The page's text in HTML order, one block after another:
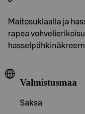
Maitosuklaalla ja
rapea
Valmistusmaa
Saksa